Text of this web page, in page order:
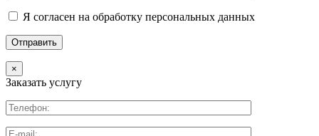
Я согласен на обработку персональных данных
×
Заказать услугу